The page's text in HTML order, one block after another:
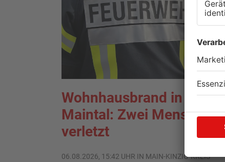
Wohnhausbrand in
Maintal: Zwei Menschen
verletzt
06.08.2026, 15:42 UHR IN MAIN-KINZIG-KREIS